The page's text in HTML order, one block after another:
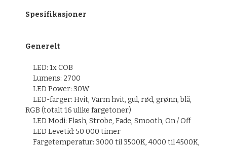
Spesifikasjoner
Generelt
LED: 1x COB
Lumens: 2700
LED Power: 30W
LED-farger: Hvit,Varm hvit, gul, rød, grønn,blå,
RGB (totalt 16 ulike fargetoner)
LED Modi: Flash,Strobe,Fade,Smooth,On / Off
LED Levetid: 50 000 timer
Fargetemperatur: 3000til 3500K, 4000til 4500K,